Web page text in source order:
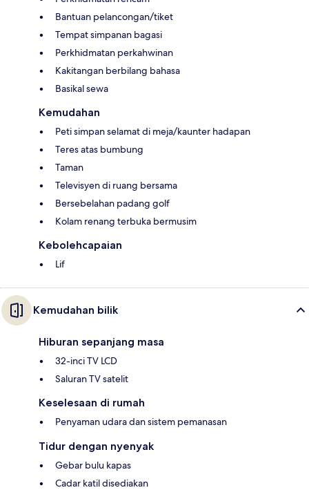
Bantuan pelancongan/tiket
Tempat simpanan bagasi
Perkhidmatan perkahwinan
Kakitangan berbilang bahasa
Basikal sewa
Kemudahan
Peti simpan selamat di meja/kaunter hadapan
Teres atas bumbung
Taman
Televisyen di ruang bersama
Bersebelahan padang golf
Kolam renang terbuka bermusim
Kebolehcapaian
Lif
Kemudahan bilik
Hiburan sepanjang masa
32-inci TV LCD
Saluran TV satelit
Keselesaan di rumah
Penyaman udara dan sistem pemanasan
Tidur dengan nyenyak
Gebar bulu kapas
Cadar katil disediakan